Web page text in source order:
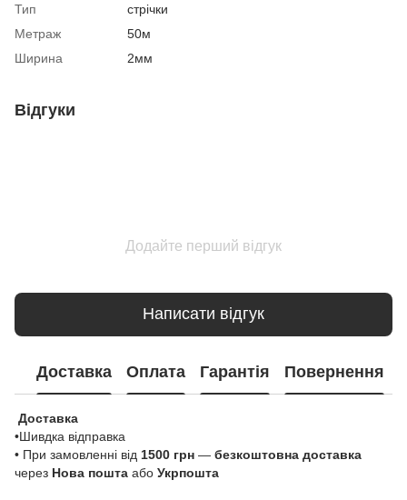
Тип
стрічки
Метраж
50м
Ширина
2мм
Відгуки
Додайте перший відгук
Написати відгук
Доставка Оплата Гарантія Повернення
Доставка
•Шивдка відправка
• При замовленні від 1500 грн — безкоштовна доставка
через Нова пошта або Укрпошта